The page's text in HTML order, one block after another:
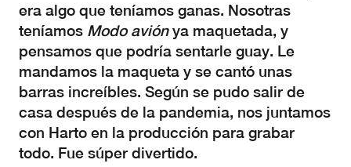
era algo que teníamos ganas. Nosotras
teníamos Modo aviónya maquetada, y
pensamos que podría sentarle guay. Le
mandamos la maqueta y se cantó unas
barras increíbles. Según se pudo salir de
casa después de la pandemia, nos juntamos
con Harto en la producción para grabar
todo. Fue súper divertido.